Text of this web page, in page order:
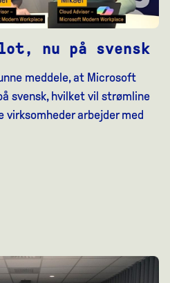
nu på svensk
meddele, at Microsoft
svensk, hvilket vil strømline
virksomheder arbejder med